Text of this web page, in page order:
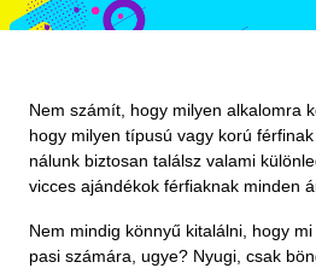
Nem számít, hogy milyen alkalomra
hogy milyen típusú vagy korú
nálunk biztosan találsz valami
vicces ajándékok férfiaknak minden
Nem mindig könnyű kitalálni, hogy
pasi számára, ugye? Nyugi, csak